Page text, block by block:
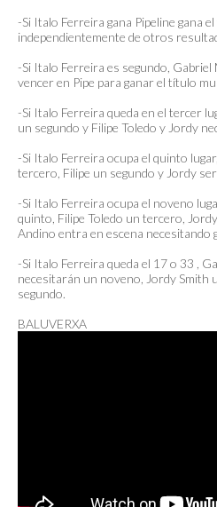
-Si Italo Ferreira gana Pipeline gana
independientemente de otros
-Si Italo Ferreira es segundo, Gabriel
vencer en Pipe para ganar el título
-Si Italo Ferreira queda en el tercer
un segundo y Filipe Toledo y Jordy
-Si Italo Ferreira ocupa el quinto
tercero, Filipe un segundo y Jordy
-Si Italo Ferreira ocupa el noveno
quinto, Filipe Toledo un tercero,
Andino entra en escena necesitando
-Si Italo Ferreira queda el 17 o 33 ,
necesitarán un noveno, Jordy Smith
segundo.
BALUVERXA